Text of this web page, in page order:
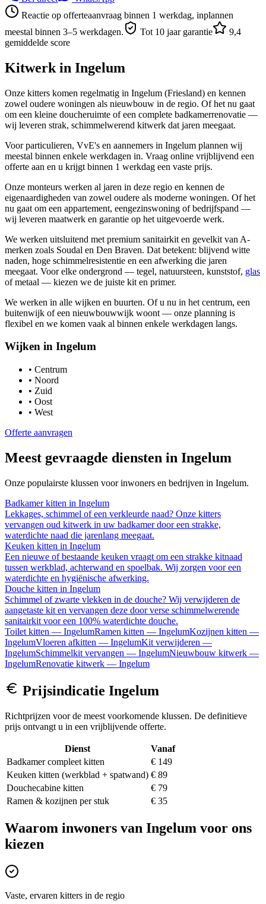
Reactie op offerteaanvraag binnen 1 werkdag, inplannen
meestal binnen 3–5 werkdagen.
Tot 10 jaar garantie
9,4
gemiddelde score
Kitwerk in Ingelum
Onze kitters komen regelmatig in Ingelum (Friesland) en kennen
zowel oudere woningen als nieuwbouw in de regio. Of het nu gaat
om een kleine doucheruimte of een complete badkamerrenovatie —
wij leveren strak, schimmelwerend kitwerk dat jaren meegaat.
Voor particulieren, VvE's en aannemers in Ingelum plannen wij
meestal binnen enkele werkdagen in. Vraag online vrijblijvend een
offerte aan en u krijgt binnen 1 werkdag een vaste prijs.
Onze monteurs werken al jaren in deze regio en kennen de
eigenaardigheden van zowel oudere als moderne woningen. Of het
nu gaat om een appartement, eengezinswoning of bedrijfspand —
wij leveren maatwerk en garantie op het uitgevoerde werk.
We werken uitsluitend met premium sanitairkit en gevelkit van A-
merken zoals Soudal en Den Braven. Dat betekent: blijvend witte
naden, hoge schimmelresistentie en een afwerking die jaren
meegaat. Voor elke ondergrond — tegel, natuursteen, kunststof, glas
of metaal — kiezen we de juiste kit en primer.
We werken in alle wijken en buurten. Of u nu in het centrum, een
buitenwijk of een nieuwbouwwijk woont — onze planning is
flexibel en we komen vaak al binnen enkele werkdagen langs.
Wijken in Ingelum
• Centrum
• Noord
• Zuid
• Oost
• West
Offerte aanvragen
Meest gevraagde diensten in Ingelum
Onze populairste klussen voor inwoners en bedrijven in Ingelum.
Badkamer kitten in Ingelum
Lekkages, schimmel of een verkleurde naad? Onze kitters
vervangen oud kitwerk in uw badkamer door een strakke,
waterdichte naad die jarenlang meegaat.
Keuken kitten in Ingelum
Een nieuwe of bestaande keuken vraagt om een strakke kitnaad
tussen werkblad, achterwand en spoelbak. Wij zorgen voor een
waterdichte en hygiënische afwerking.
Douche kitten in Ingelum
Schimmel of zwarte vlekken in de douche? Wij verwijderen de
aangetaste kit en vervangen deze door verse schimmelwerende
sanitairkit voor een 100% waterdichte douche.
Toilet kitten — IngelumRamen kitten — IngelumKozijnen kitten —
IngelumVloeren afkitten — IngelumKit verwijderen —
IngelumSchimmelkit vervangen — IngelumNieuwbouw kitwerk —
IngelumRenovatie kitwerk — Ingelum
Prijsindicatie Ingelum
Richtprijzen voor de meest voorkomende klussen. De definitieve
prijs ontvangt u in een vrijblijvende offerte.
Dienst
Vanaf
Badkamer compleet kitten
€ 149
Keuken kitten (werkblad + spatwand) € 89
Douchecabine kitten
€ 79
Ramen & kozijnen per stuk
€ 35
Waarom inwoners van Ingelum voor ons
kiezen
Vaste, ervaren kitters in de regio